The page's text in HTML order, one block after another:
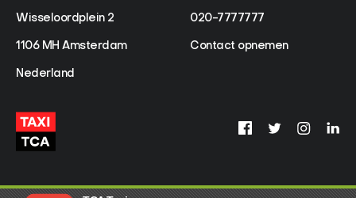
Wisseloordplein 2
1106 MH Amsterdam
Nederland
020-7777777
Contact opnemen